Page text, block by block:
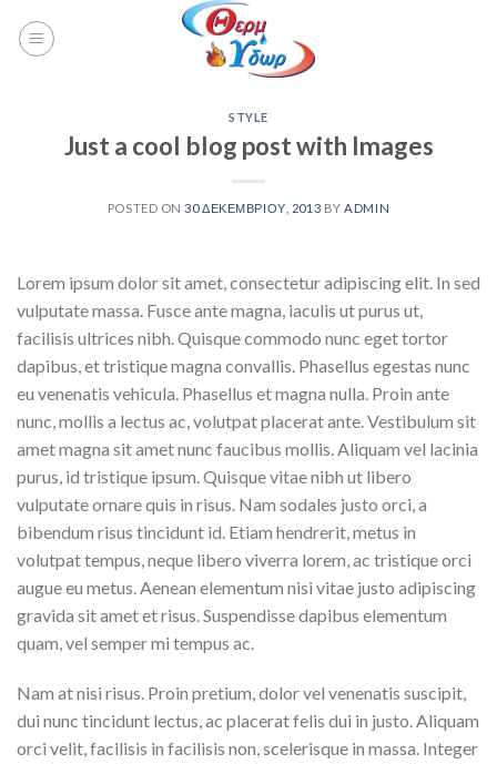
STYLE
Just a cool blog post with Images
POSTED ON30 ΔΕΚΕΜΒΡΊΟΥ, 2013 BY ADMIN
Lorem ipsum dolor sit amet, consectetur adipiscing elit. In sed
vulputate massa. Fusce ante magna, iaculis ut purus ut,
facilisis ultrices nibh. Quisque commodo nunc eget tortor
dapibus, et tristique magna convallis. Phasellus egestas nunc
eu venenatis vehicula. Phasellus et magna nulla. Proin ante
nunc, mollis a lectus ac, volutpat placerat ante. Vestibulum sit
amet magna sit amet nunc faucibus mollis. Aliquam vel lacinia
purus, id tristique ipsum. Quisque vitae nibh ut libero
vulputate ornare quis in risus. Nam sodales justo orci, a
bibendum risus tincidunt id. Etiam hendrerit, metus in
volutpat tempus, neque libero viverra lorem, ac tristique orci
augue eu metus. Aenean elementum nisi vitae justo adipiscing
gravida sit amet et risus. Suspendisse dapibus elementum
quam, vel semper mi tempus ac.
Nam at nisi risus. Proin pretium, dolor vel venenatis suscipit,
dui nunc tincidunt lectus, ac placerat felis dui in justo. Aliquam
orci velit, facilisis in facilisis non, scelerisque in massa. Integer